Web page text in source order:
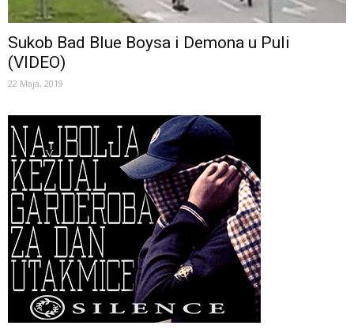
Sukob Bad Blue Boysa i Demona u Puli
(VIDEO)
22 Maja, 2019